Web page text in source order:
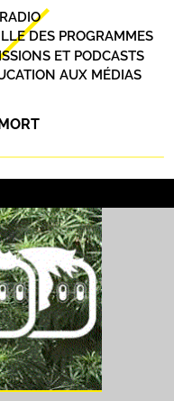
DES PROGRAMMES
ET PODCASTS
AUX MÉDIAS